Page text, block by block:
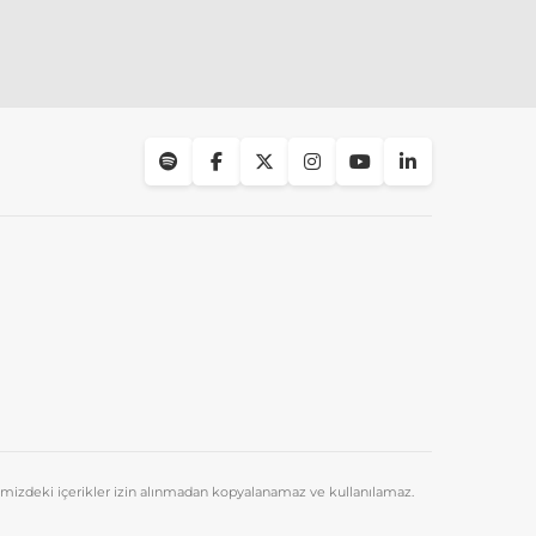
içerikler izin alınmadan kopyalanamaz ve kullanılamaz.